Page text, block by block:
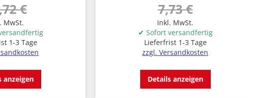
€
MwSt.
1-3 Tage
anzeigen
7,73 €
Inkl. MwSt.
✔ Sofort versandfertig
Lieferfrist 1-3 Tage
zzgl. Versandkosten
Details anzeigen